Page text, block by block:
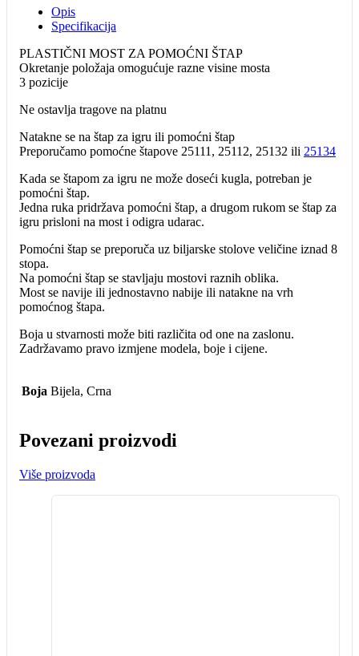
količinaOpis
Specifikacija
PLASTIČNI MOST ZA POMOĆNI ŠTAP
Okretanje položaja omogućuje razne visine mosta
3 pozicije
Ne ostavlja tragove na platnu
Natakne se na štap za igru ili pomoćni štap
Preporučamo pomoćne štapove 25111, 25112, 25132 ili 25134
Kada se štapom za igru ne može doseći kugla, potreban je
pomoćni štap.
Jedna ruka pridržava pomoćni štap, a drugom rukom se štap za
igru prisloni na most i odigra udarac.
Pomoćni štap se preporuča uz biljarske stolove veličine iznad 8
stopa.
Na pomoćni štap se stavljaju mostovi raznih oblika.
Most se navije ili jednostavno nabije ili natakne na vrh
pomoćnog štapa.
Boja u stvarnosti može biti različita od one na zaslonu.
Zadržavamo pravo izmjene modela, boje i cijene.
Boja Bijela, Crna
Povezani proizvodi
Više proizvoda